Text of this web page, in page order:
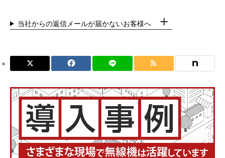
当社からの返信メールが届かないお客様へ